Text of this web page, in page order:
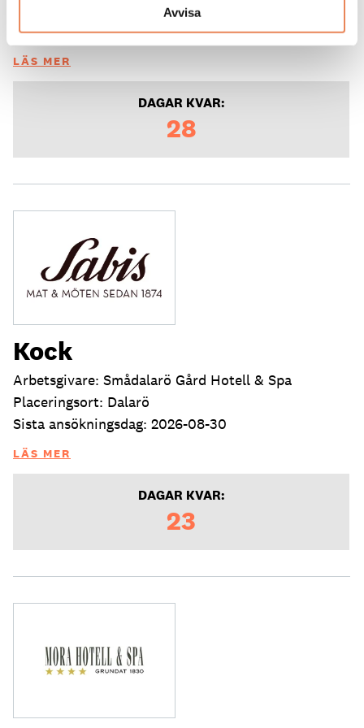
Avvisa
Sista ansökningsdag: 2026-09-04
LÄS MER
DAGAR KVAR:
28
Kock
Arbetsgivare: Smådalarö Gård Hotell & Spa
Placeringsort: Dalarö
Sista ansökningsdag: 2026-08-30
LÄS MER
DAGAR KVAR:
23